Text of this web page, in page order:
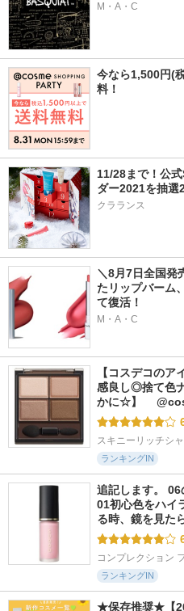
M・A・C
今なら1,500円(
料！
11/28まで！公
ダー2021を抽選
クラランス
＼8月7日全国発
たリップバーム
て復活！
M・A・C
【コスデコの
感良し◎捨て色
かに☆】 　
スキニーリッチシ
ランキングIN
追記します。
01初心色をハイ
る時、鏡を見た
コンプレクション
ランキングIN
★保存推奨★【